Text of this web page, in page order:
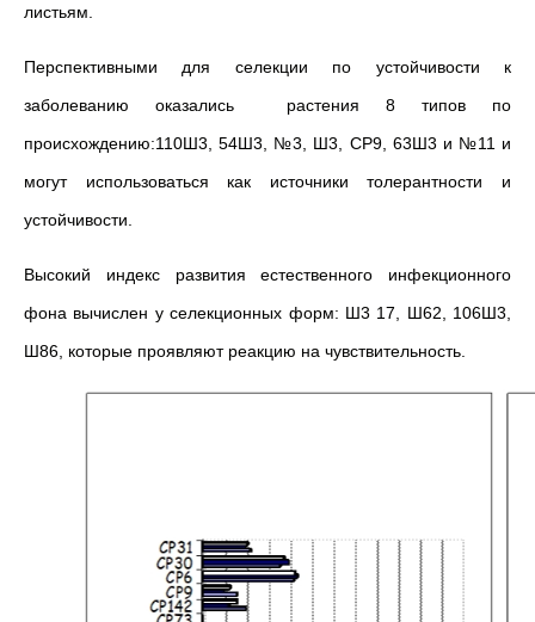
листьям.
Перспективными для селекции по устойчивости к
заболеванию оказались растения 8 типов по
происхождению:110Ш3, 54Ш3, №3, Ш3, СР9, 63Ш3 и №11 и
могут использоваться как источники толерантности и
устойчивости.
Высокий индекс развития естественного инфекционного
фона вычислен у селекционных форм: Ш3 17, Ш62, 106Ш3,
Ш86, которые проявляют реакцию на чувствительность.